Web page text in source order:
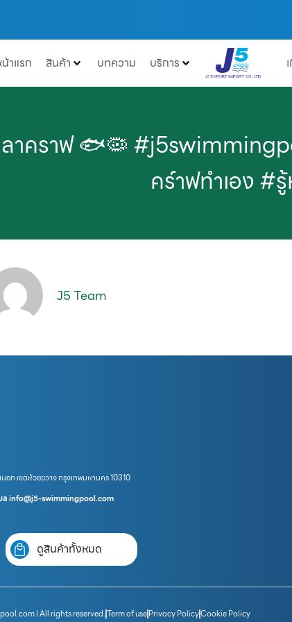
าแรก สินค้า บทความ บริการ
ลาคราฟ 🐟🦠
คร์าฟทําเอง #
J5 Team
อก เขตห้วยขวาง กรุงเทพมหานคร 10310
ล info@j5-swimmingpool.com
ดูสินค้าทั้งหมด
| All rights reserved.Term of usePrivacy PolicyCookie Policy